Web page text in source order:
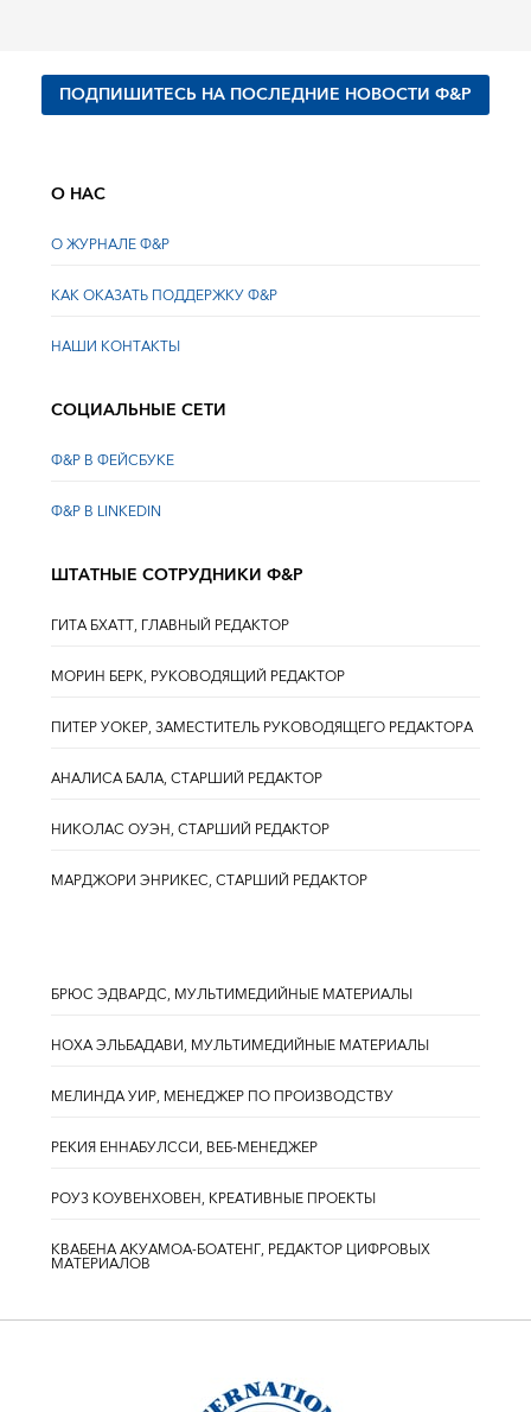
ПОДПИШИТЕСЬ НА ПОСЛЕДНИЕ НОВОСТИ Ф&Р
О НАС
О ЖУРНАЛЕ Ф&Р
КАК ОКАЗАТЬ ПОДДЕРЖКУ Ф&Р
НАШИ КОНТАКТЫ
СОЦИАЛЬНЫЕ СЕТИ
Ф&Р В ФЕЙСБУКЕ
Ф&Р В LINKEDIN
ШТАТНЫЕ СОТРУДНИКИ Ф&Р
ГИТА БХАТТ, ГЛАВНЫЙ РЕДАКТОР
МОРИН БЕРК, РУКОВОДЯЩИЙ РЕДАКТОР
ПИТЕР УОКЕР, ЗАМЕСТИТЕЛЬ РУКОВОДЯЩЕГО РЕДАКТОРА
АНАЛИСА БАЛА, СТАРШИЙ РЕДАКТОР
НИКОЛАС ОУЭН, СТАРШИЙ РЕДАКТОР
МАРДЖОРИ ЭНРИКЕС, СТАРШИЙ РЕДАКТОР
БРЮС ЭДВАРДС, МУЛЬТИМЕДИЙНЫЕ МАТЕРИАЛЫ
НОХА ЭЛЬБАДАВИ, МУЛЬТИМЕДИЙНЫЕ МАТЕРИАЛЫ
МЕЛИНДА УИР, МЕНЕДЖЕР ПО ПРОИЗВОДСТВУ
РЕКИЯ ЕННАБУЛССИ, ВЕБ-МЕНЕДЖЕР
РОУЗ КОУВЕНХОВЕН, КРЕАТИВНЫЕ ПРОЕКТЫ
КВАБЕНА АКУАМОА-БОАТЕНГ, РЕДАКТОР ЦИФРОВЫХ
МАТЕРИАЛОВ